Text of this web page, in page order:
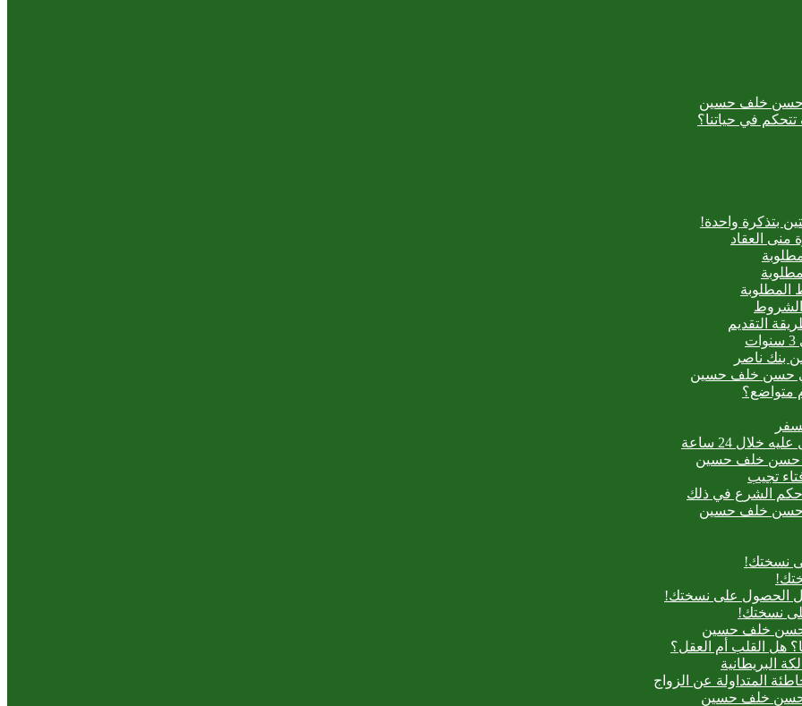
حسن خلف حسين
في حياتنا؟
بتذكرة واحدة!
منى العقاد
المطلوبة
الشروط
بنك ناصر
حسن خلف حسين
متواضع؟
حسن خلف حسين
تجيب
حكم الشرع في ذلك
حسن خلف حسين
نسختك!
الحصول على نسختك!
نسختك!
حسن خلف حسين
هل القلب أم العقل؟
البريطانية
المتداولة عن الزواج
حسن خلف حسين